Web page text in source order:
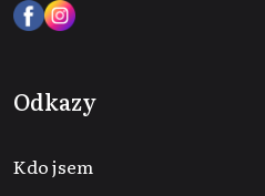
Odkazy
Kdo jsem